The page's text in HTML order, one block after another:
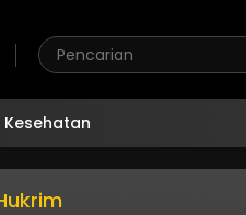
Kesehatan